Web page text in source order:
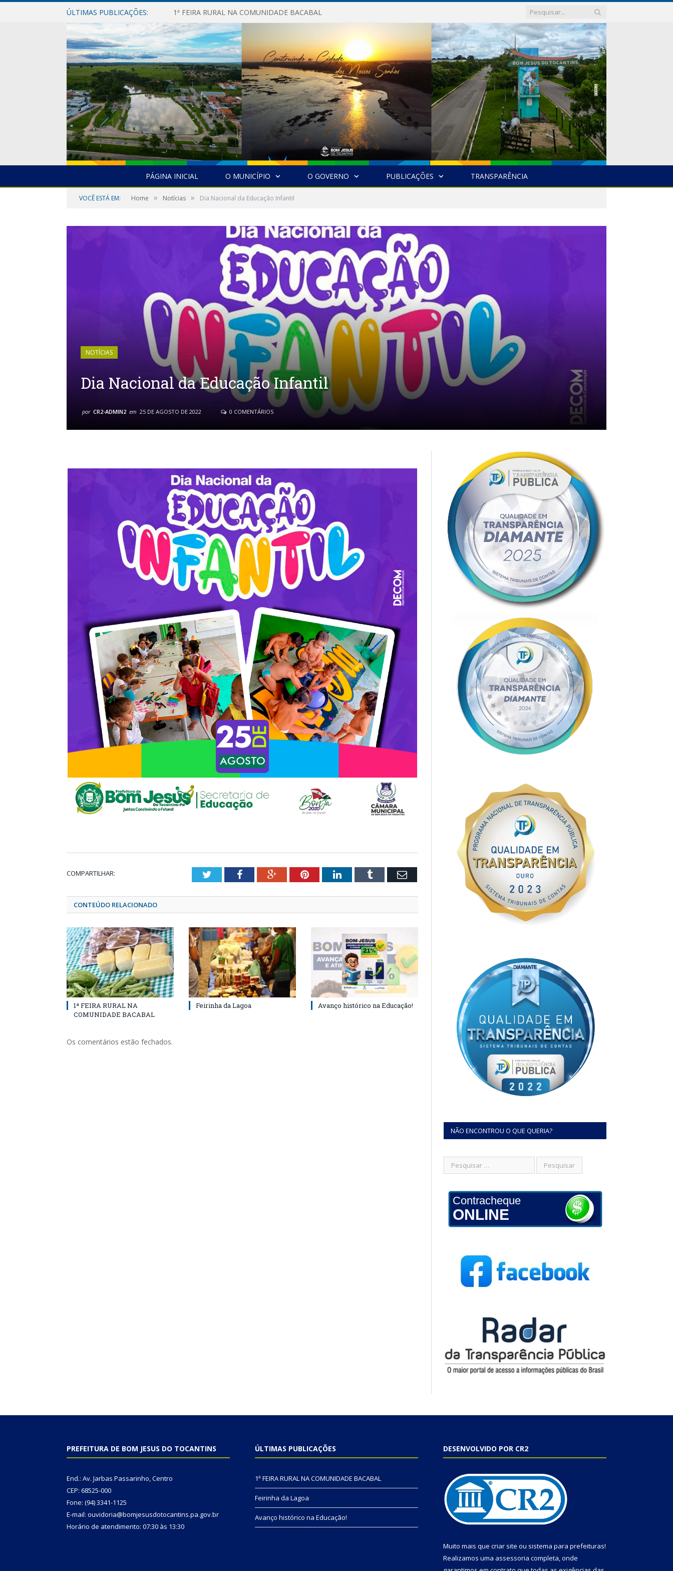
ÚLTIMAS PUBLICAÇÕES: 1ª FEIRA RURAL NA COMUNIDADE BACABAL
PÁGINA INICIAL O MUNICÍPIO O GOVERNO PUBLICAÇÕES TRANSPARÊNCIA
VOCÊ ESTÁ EM: Home » Notícias » Dia Nacional da Educação Infantil
NOTÍCIAS
Dia Nacional da Educação Infantil
por CR2-ADMIN2 em 25 DE AGOSTO DE 2022 0 COMENTÁRIOS
COMPARTILHAR: TwitterFacebookGoogle+PinterestLinkedInTumblr Email
CONTEÚDO RELACIONADO
1ª FEIRA RURAL NA
COMUNIDADE BACABAL
Feirinha da Lagoa Avanço histórico na Educação!
Os comentários estão fechados.
NÃO ENCONTROU O QUE QUERIA?
Contracheque
ONLINE
PREFEITURA DE BOM JESUS DO TOCANTINS
End.: Av. Jarbas Passarinho, Centro
CEP: 68525-000
Fone: (94) 3341-1125
E-mail: ouvidoria@bomjesusdotocantins.pa.gov.br
Horário de atendimento: 07:30 às 13:30
ÚLTIMAS PUBLICAÇÕES
1ª FEIRA RURAL NA COMUNIDADE BACABAL
Feirinha da Lagoa
Avanço histórico na Educação!
DESENVOLVIDO POR CR2
Muito mais que criar site ou sistema para prefeituras!
Realizamos uma assessoria completa, onde